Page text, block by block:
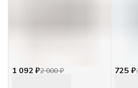
1 092 ₽2 000 ₽ 725 ₽